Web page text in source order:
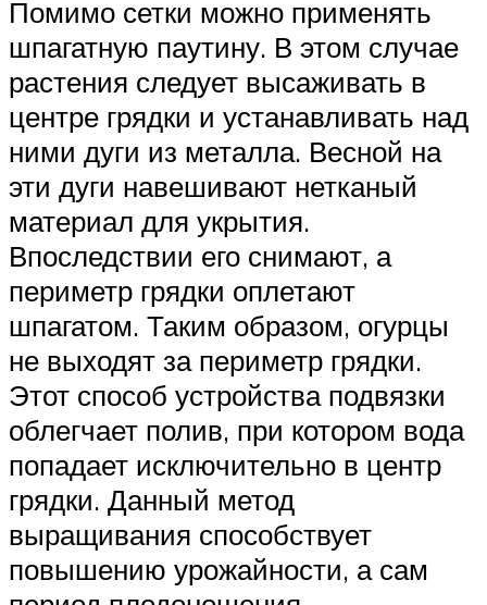
Помимо сетки можно применять
шпагатную паутину. В этом случае
растения следует высаживать в
центре грядки и устанавливать над
ними дуги из металла. Весной на
эти дуги навешивают нетканый
материал для укрытия.
Впоследствии его снимают, а
периметр грядки оплетают
шпагатом. Таким образом, огурцы
не выходят за периметр грядки.
Этот способ устройства подвязки
облегчает полив, при котором вода
попадает исключительно в центр
грядки. Данный метод
выращивания способствует
повышению урожайности, а сам